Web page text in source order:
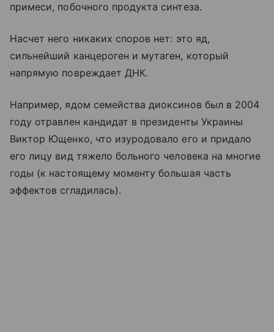
примеси, побочного продукта синтеза.
Насчет него никаких споров нет: это яд,
сильнейший канцероген и мутаген, который
напрямую повреждает ДНК.
Например, ядом семейства диоксинов был в 2004
году отравлен кандидат в президенты Украины
Виктор Ющенко, что изуродовало его и придало
его лицу вид тяжело больного человека на многие
годы (к настоящему моменту большая часть
эффектов сгладилась).